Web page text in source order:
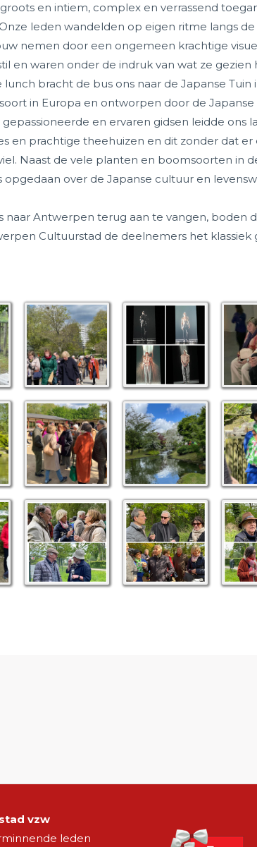
en intiem, complex en verrassend
leden wandelden op eigen ritme langs
nemen door een ongemeen krachtige
en waren onder de indruk van wat ze gezien
bracht de bus ons naar de Japanse Tuin
in Europa en ontworpen door de
gepassioneerde en ervaren gidsen leidde ons
en prachtige theehuizen en dit zonder dat
Naast de vele planten en boomsoorten in
opgedaan over de Japanse cultuur en
naar Antwerpen terug aan te vangen, boden
Cultuurstad de deelnemers het klassiek
vzw
leden